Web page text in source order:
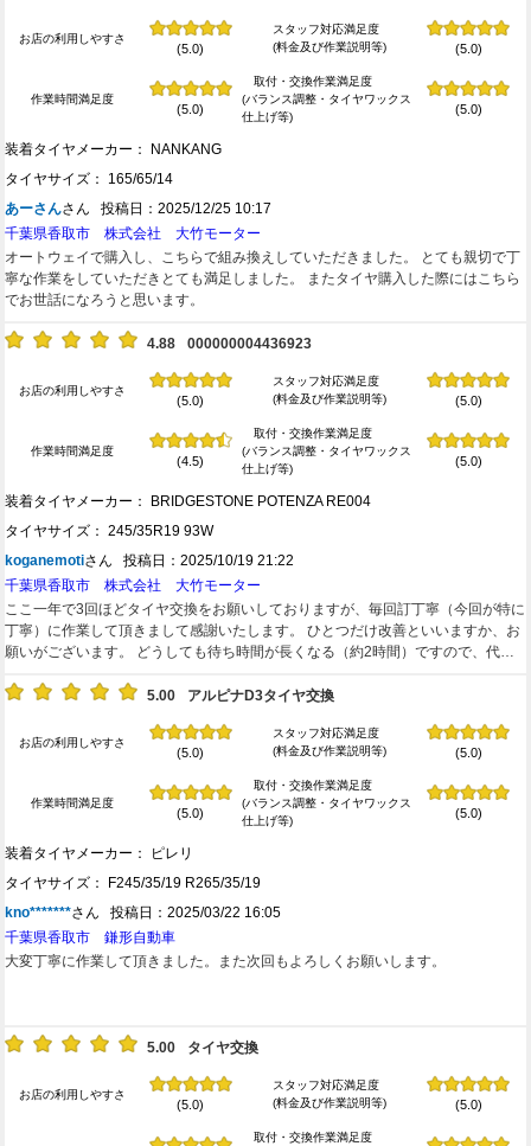
お店の利用しやすさ
(5.0)
スタッフ対応満足度
(料金及び作業説明等)
(5.0)
作業時間満足度
(5.0)
取付・交換作業満足度
(バランス調整・タイヤワックス
仕上げ等)
(5.0)
装着タイヤメーカー： NANKANG
タイヤサイズ： 165/65/14
あーさんさん 投稿日：2025/12/25 10:17
千葉県香取市 株式会社 大竹モーター
オートウェイで購入し、こちらで組み換えしていただきました。 とても親切で丁
寧な作業をしていただきとても満足しました。 またタイヤ購入した際にはこちら
でお世話になろうと思います。
4.88 000000004436923
お店の利用しやすさ
(5.0)
スタッフ対応満足度
(料金及び作業説明等)
(5.0)
作業時間満足度
(4.5)
取付・交換作業満足度
(バランス調整・タイヤワックス
仕上げ等)
(5.0)
装着タイヤメーカー： BRIDGESTONE POTENZA RE004
タイヤサイズ： 245/35R19 93W
koganemotiさん 投稿日：2025/10/19 21:22
千葉県香取市 株式会社 大竹モーター
ここ一年で3回ほどタイヤ交換をお願いしておりますが、毎回訂丁寧（今回が特に
丁寧）に作業して頂きまして感謝いたします。 ひとつだけ改善といいますか、お
願いがございます。 どうしても待ち時間が長くなる（約2時間）ですので、代車
らせくださいとかあると聞きやすいかも？） あとできれば飲み物のおかわりがで
お願いします。
5.00 アルピナD3タイヤ交換
お店の利用しやすさ
(5.0)
スタッフ対応満足度
(料金及び作業説明等)
(5.0)
作業時間満足度
(5.0)
取付・交換作業満足度
(バランス調整・タイヤワックス
仕上げ等)
(5.0)
装着タイヤメーカー： ピレリ
タイヤサイズ： F245/35/19 R265/35/19
kno*******さん 投稿日：2025/03/22 16:05
千葉県香取市 鎌形自動車
大変丁寧に作業して頂きました。また次回もよろしくお願いします。
5.00 タイヤ交換
お店の利用しやすさ
(5.0)
スタッフ対応満足度
(料金及び作業説明等)
(5.0)
取付・交換作業満足度